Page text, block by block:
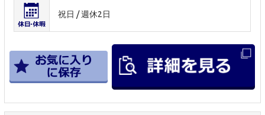
祝日 / 週休2日